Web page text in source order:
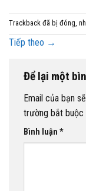
Trackback đã bị đóng,
Tiếp theo →
Để lại một
Email của bạn
trường bắt buộc
Bình luận *